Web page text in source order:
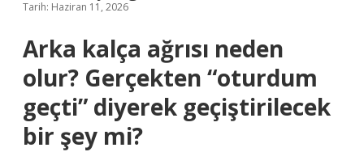
Tarih: Haziran 11, 2026
Arka kalça ağrısı neden
olur? Gerçekten “oturdum
geçti” diyerek geçiştirilecek
bir şey mi?